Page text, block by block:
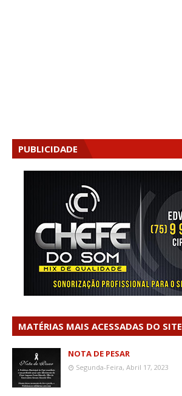
PUBLICIDADE
MATÉRIAS MAIS ACESSADAS DO SITE
NOTA DE PESAR
Segunda-Feira, Abril 17, 2023